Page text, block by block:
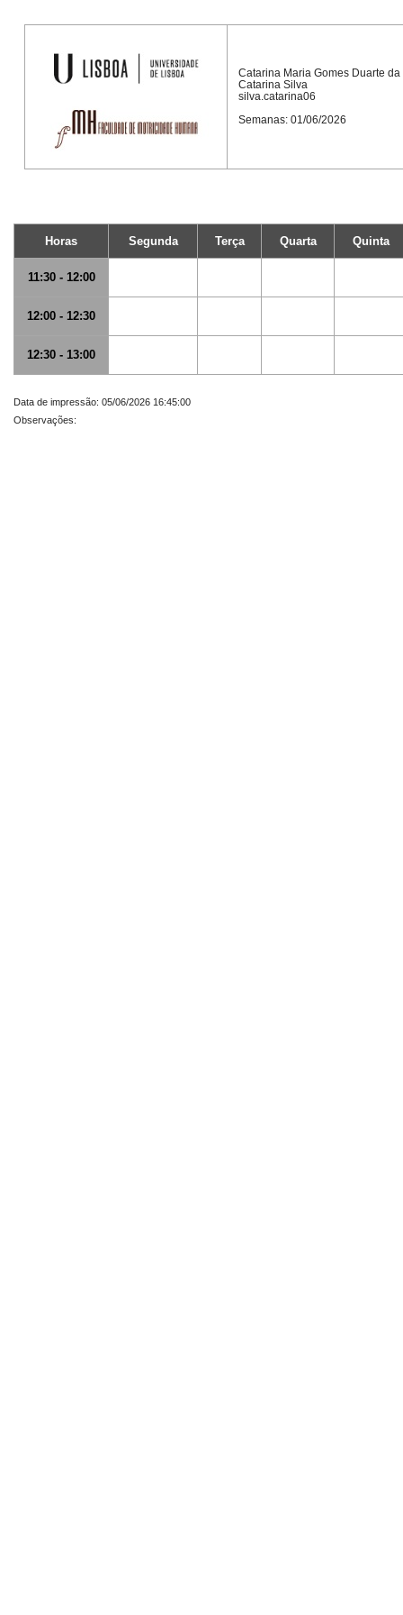
Catarina Maria Gomes Duarte da
Catarina Silva
silva.catarina06
Semanas: 01/06/2026
Horas Segunda Terça Quarta Quinta
11:30 - 12:00
12:00 - 12:30
12:30 - 13:00
Data de impressão: 05/06/2026 16:45:00
Observações: